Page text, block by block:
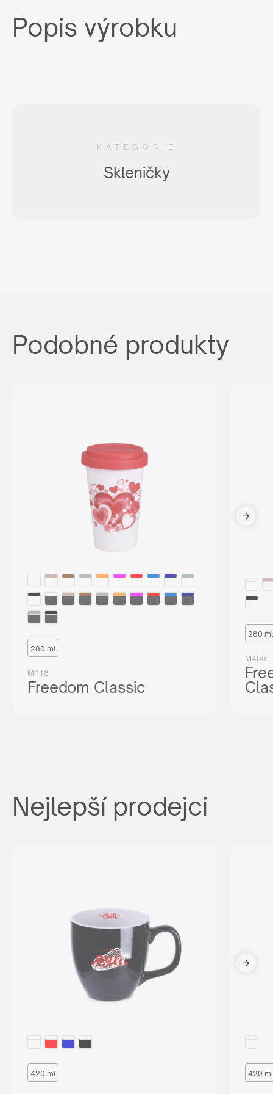
Popis výrobku
KATEGORIE
Skleničky
Podobné produkty
280 ml
M118
Freedom Classic
280 ml
M455
Nejlepší prodejci
420 ml 420 ml